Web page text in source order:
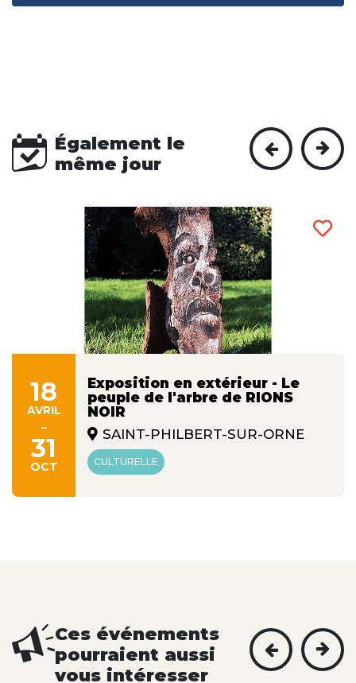
Également le
même jour
18
AVRIL
-
31
OCT
Exposition en extérieur - Le
peuple de l'arbre de RIONS
NOIR
SAINT-PHILBERT-SUR-ORNE
CULTURELLE
Ces événements
pourraient aussi
vous intéresser